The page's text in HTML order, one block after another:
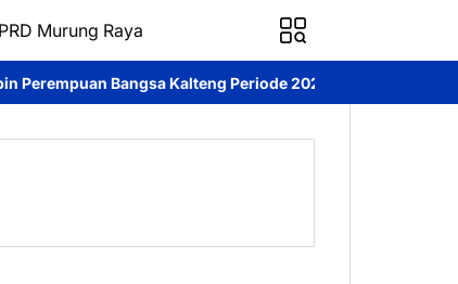
Murung Raya
Periode 2026–2031 DPRD Murung Raya Studi